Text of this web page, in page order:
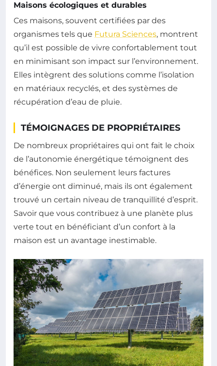
Maisons écologiques et durables
Ces maisons, souvent certifiées par des
organismes tels que Futura Sciences, montrent
qu’il est possible de vivre confortablement tout
en minimisant son impact sur l’environnement.
Elles intègrent des solutions comme l’isolation
en matériaux recyclés, et des systèmes de
récupération d’eau de pluie.
TÉMOIGNAGES DE PROPRIÉTAIRES
De nombreux propriétaires qui ont fait le choix
de l’autonomie énergétique témoignent des
bénéfices. Non seulement leurs factures
d’énergie ont diminué, mais ils ont également
trouvé un certain niveau de tranquillité d’esprit.
Savoir que vous contribuez à une planète plus
verte tout en bénéficiant d’un confort à la
maison est un avantage inestimable.